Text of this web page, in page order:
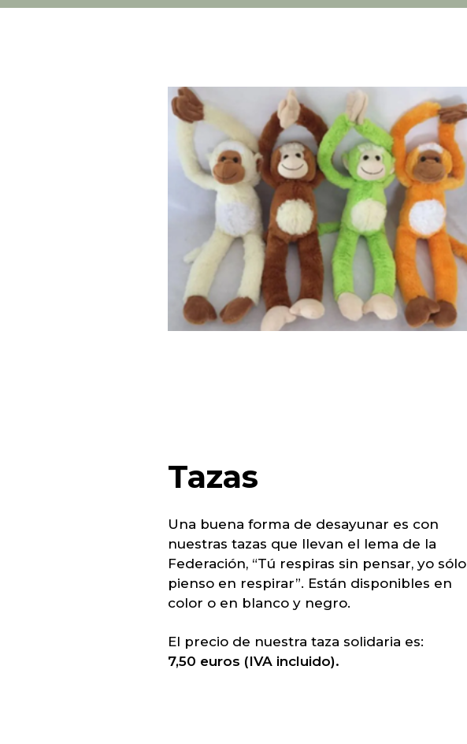
Tazas
Una buena forma de desayunar es con
nuestras tazas que llevan el lema de la
Federación, “Tú respiras sin pensar, yo sólo
pienso en respirar”. Están disponibles en
color o en blanco y negro.
El precio de nuestra taza solidaria es:
7,50 euros (IVA incluido).